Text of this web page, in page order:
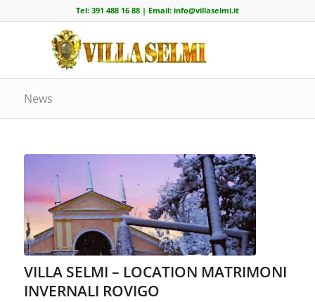
Tel: 391 488 16 88| Email: info@villaselmi.it
News
VILLA SELMI – LOCATION MATRIMONI
INVERNALI ROVIGO